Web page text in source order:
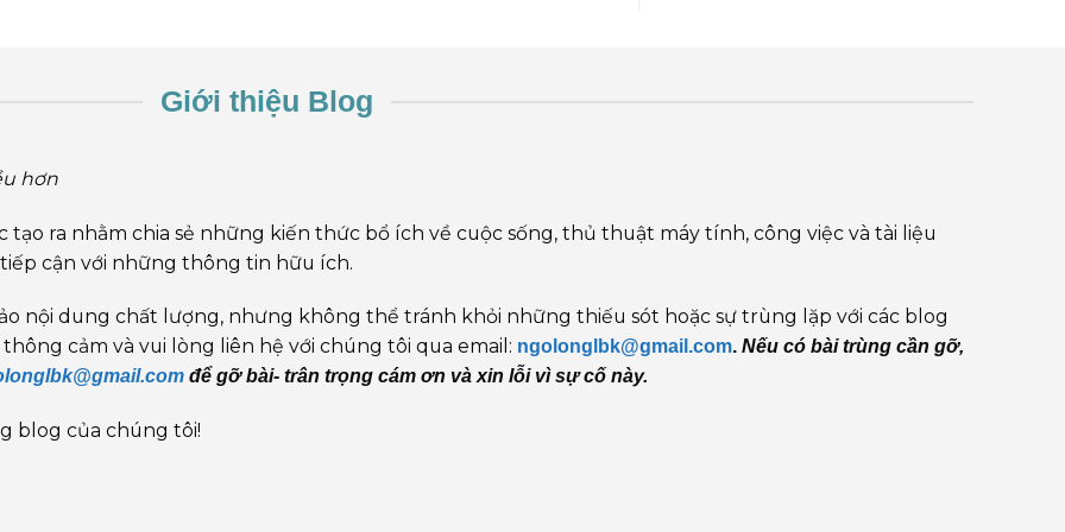
Giới thiệu Blog
hơn
tạo ra nhằm chia sẻ những kiến thức bổ ích về cuộc sống, thủ thuật máy tính, công việc và tài liệu
cận với những thông tin hữu ích.
nội dung chất lượng, nhưng không thể tránh khỏi những thiếu sót hoặc sự trùng lặp với các blog
cảm và vui lòng liên hệ với chúng tôi qua email: ngolonglbk@gmail.com. Nếu có bài trùng cần gỡ,
để gỡ bài- trân trọng cám ơn và xin lỗi vì sự cố này.
blog của chúng tôi!